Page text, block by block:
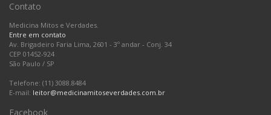
Contato
Medicina Mitos e Verdades.
Entre em contato
Av. Brigadeiro Faria Lima, 2601 - 3º andar - Conj. 34
CEP 01452-924
São Paulo / SP
Telefone: (11) 3088.8484
E-mail: leitor@medicinamitoseverdades.com.br
Facebook